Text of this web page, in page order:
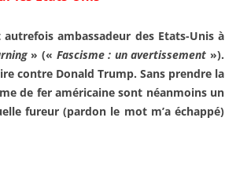
ambassadeur des Etats-Unis à
» (« Fascisme : un avertissement»).
contre Donald Trump. Sans prendre la
de fer américaine sont néanmoins un
fureur (pardon le mot m’a échappé)